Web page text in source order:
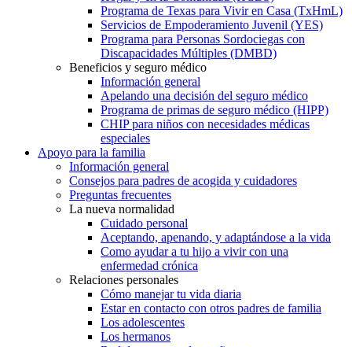
Programa de Texas para Vivir en Casa (TxHmL)
Servicios de Empoderamiento Juvenil (YES)
Programa para Personas Sordociegas con
Discapacidades Múltiples (DMBD)
Beneficios y seguro médico
Información general
Apelando una decisión del seguro médico
Programa de primas de seguro médico (HIPP)
CHIP para niños con necesidades médicas
especiales
Apoyo para la familia
Información general
Consejos para padres de acogida y cuidadores
Preguntas frecuentes
La nueva normalidad
Cuidado personal
Aceptando, apenando, y adaptándose a la vida
Como ayudar a tu hijo a vivir con una
enfermedad crónica
Relaciones personales
Cómo manejar tu vida diaria
Estar en contacto con otros padres de familia
Los adolescentes
Los hermanos